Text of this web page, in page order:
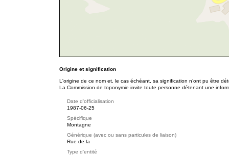
Origine et signification
L'origine de ce nom et, le cas échéant, sa signification n’ont pu être
La Commission de toponymie invite toute personne détenant une
Date d'officialisation
1987-06-25
Spécifique
Montagne
Générique (avec ou sans particules de liaison)
Rue de la
Type d'entité